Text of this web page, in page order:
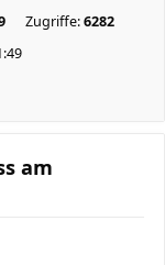
Zugriffe:6282
am